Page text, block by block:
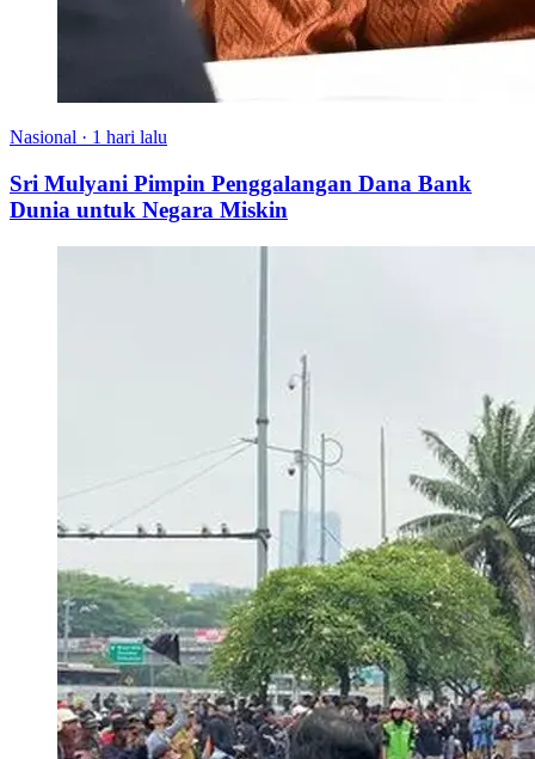
Nasional · 1 hari lalu
Sri Mulyani Pimpin Penggalangan Dana Bank
Dunia untuk Negara Miskin